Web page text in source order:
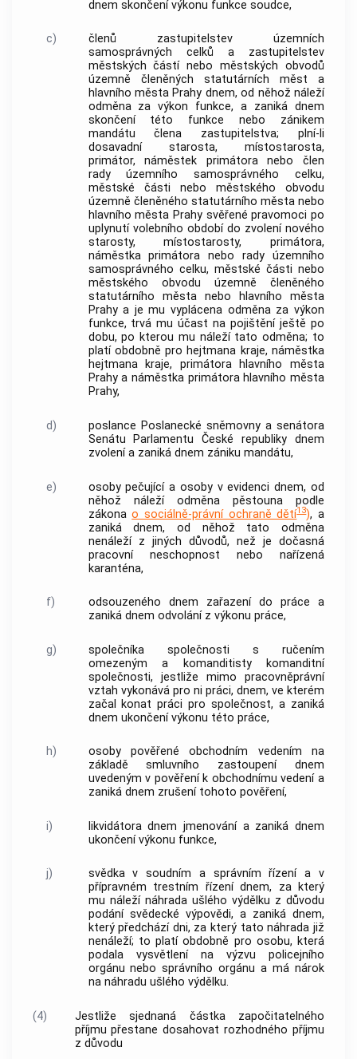
dnem skončení výkonu funkce soudce,
c)
členů zastupitelstev územních
samosprávných celků a zastupitelstev
městských částí nebo městských obvodů
územně členěných statutárních měst a
hlavního města Prahy dnem, od něhož náleží
odměna za výkon funkce, a zaniká dnem
skončení této funkce nebo zánikem
mandátu člena zastupitelstva; plní-li
dosavadní starosta, místostarosta,
primátor, náměstek primátora nebo člen
rady územního samosprávného celku,
městské části nebo městského obvodu
územně členěného statutárního města nebo
hlavního města Prahy svěřené pravomoci po
uplynutí volebního období do zvolení nového
starosty, místostarosty, primátora,
náměstka primátora nebo rady územního
samosprávného celku, městské části nebo
městského obvodu územně členěného
statutárního města nebo hlavního města
Prahy a je mu vyplácena odměna za výkon
funkce, trvá mu účast na pojištění ještě po
dobu, po kterou mu náleží tato odměna; to
platí obdobně pro hejtmana kraje, náměstka
hejtmana kraje, primátora hlavního města
Prahy a náměstka primátora hlavního města
Prahy,
d)
poslance Poslanecké sněmovny a senátora
Senátu Parlamentu České republiky dnem
zvolení a zaniká dnem zániku mandátu,
e)
osoby pečující a osoby v evidenci dnem, od
něhož náleží odměna pěstouna podle
zákonao sociálně-právní ochraně dětí13), a
zaniká dnem, od něhož tato odměna
nenáleží z jiných důvodů, než je dočasná
pracovní neschopnost nebo nařízená
karanténa,
f)
odsouzeného dnem zařazení do práce a
zaniká dnem odvolání z výkonu práce,
g)
společníka společnosti s ručením
omezeným a komanditisty komanditní
společnosti, jestliže mimo pracovněprávní
vztah vykonává pro ni práci, dnem, ve kterém
začal konat práci pro společnost, a zaniká
dnem ukončení výkonu této práce,
h)
osoby pověřené obchodním vedením na
základě smluvního zastoupení dnem
uvedeným v pověření k obchodnímu vedení a
zaniká dnem zrušení tohoto pověření,
i)
likvidátora dnem jmenování a zaniká dnem
ukončení výkonu funkce,
j)
svědka v soudním a správním řízení a v
přípravném trestním řízenídnem, za který
mu náleží náhrada ušlého výdělku z důvodu
podání svědecké výpovědi, a zaniká dnem,
který předchází dni, za který tato náhrada již
nenáleží; to platí obdobně pro osobu, která
podala vysvětlení na výzvu policejního
orgánu nebo správního orgánu a má nárok
na náhradu ušlého výdělku.
(4) Jestliže sjednaná částka započitatelného
příjmu přestane dosahovat rozhodného příjmu
z důvodu